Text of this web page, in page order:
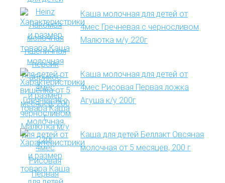
Каша молочная для детей от
4мес Гречневая с черносливом
Малютка м/у 220г
Каша молочная для детей от
4мес Рисовая Первая ложка
Агуша к/у 200г
Каша для детей Беллакт Овсяная
молочная от 5 месяцев, 200 г